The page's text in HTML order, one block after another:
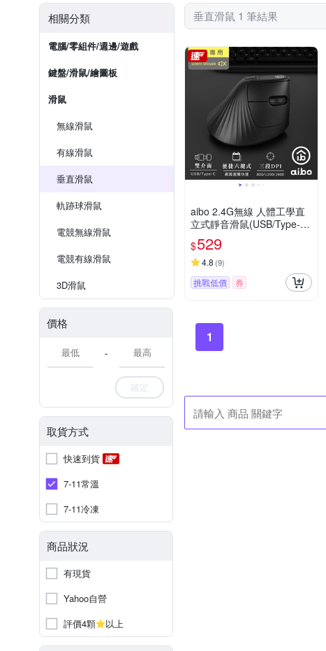
相關分類
電腦/零組件/週邊/遊戲
鍵盤/滑鼠/繪圖板
滑鼠
無線滑鼠
有線滑鼠
垂直滑鼠
軌跡球滑鼠
電競無線滑鼠
電競有線滑鼠
3D滑鼠
價格
-
確定
取貨方式
快速到貨
7-11常溫
7-11冷凍
商品狀況
有現貨
Yahoo自營
評價4顆
以上
垂直滑鼠 1 筆結果
aibo 2.4G無線 人體工學直
立式靜音滑鼠(USB/Type-C
雙介面)
$529
4.8 (9)
挑戰低價 券
1